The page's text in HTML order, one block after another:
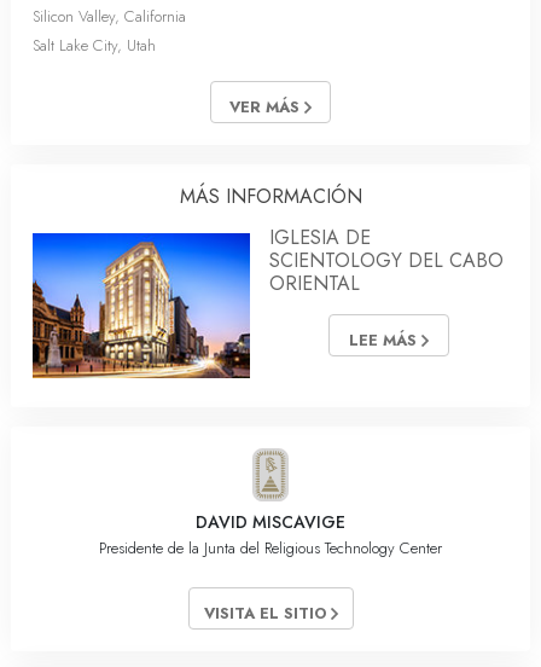
Silicon Valley, California
Salt Lake City, Utah
VER MÁS
MÁS INFORMACIÓN
IGLESIA DE
SCIENTOLOGY DEL CABO
ORIENTAL
LEE MÁS
DAVID MISCAVIGE
Presidente de la Junta del Religious Technology Center
VISITA EL SITIO